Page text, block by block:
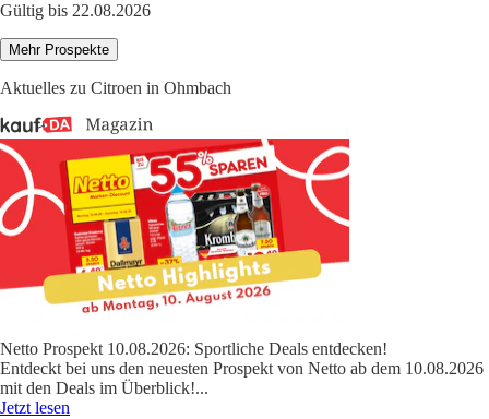
Gültig bis 22.08.2026
Mehr Prospekte
Aktuelles zu Citroen in Ohmbach
Netto Prospekt 10.08.2026: Sportliche Deals entdecken!
Entdeckt bei uns den neuesten Prospekt von Netto ab dem 10.08.2026
mit den Deals im Überblick!...
Jetzt lesen